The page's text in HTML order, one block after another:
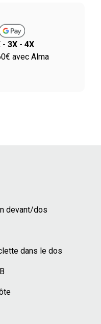
3X - 4X
avec Alma
devant/dos
dans le dos